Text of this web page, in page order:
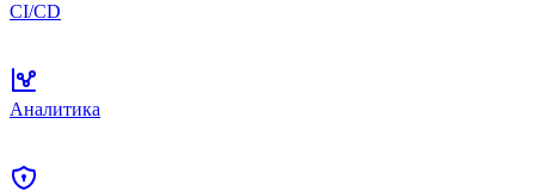
CI/CD
Аналитика